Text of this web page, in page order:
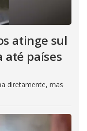
atinge sul
até países
diretamente, mas